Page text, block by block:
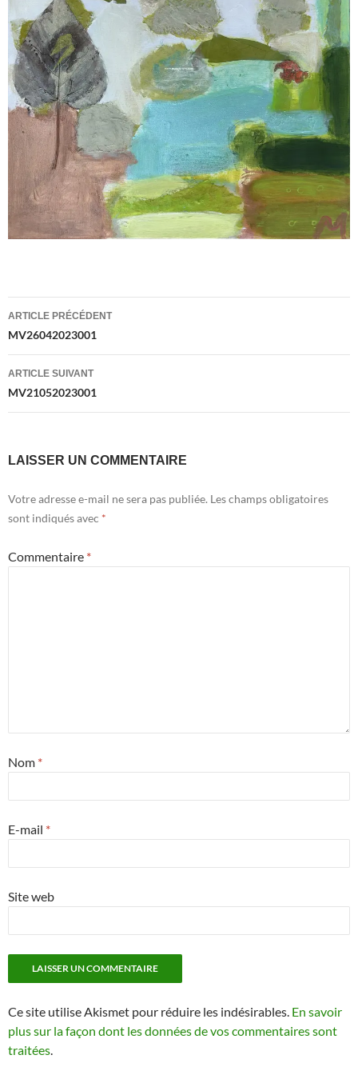
Navigation
des
articles
ARTICLE PRÉCÉDENT
MV26042023001
ARTICLE SUIVANT
MV21052023001
LAISSER UN COMMENTAIRE
Votre adresse e-mail ne sera pas publiée. Les champs obligatoires
sont indiqués avec *
Commentaire *
Nom *
E-mail *
Site web
Ce site utilise Akismet pour réduire les indésirables. En savoir
plus sur la façon dont les données de vos commentaires sont
traitées.